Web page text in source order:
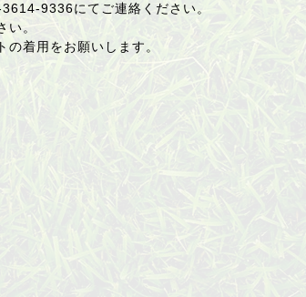
9336にてご連絡ください。
い。
の着用をお願いします。